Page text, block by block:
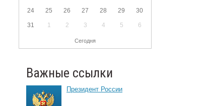
24 25 26 27 28 29 30
31 1 2 3 4 5 6
Сегодня
Важные ссылки
Президент России